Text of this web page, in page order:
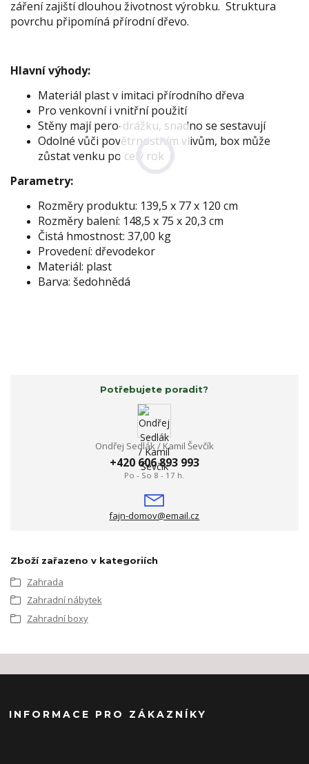
záření zajiští dlouhou životnost výrobku. Struktura
povrchu připomíná přírodní dřevo.
Hlavní výhody:
Materiál plast v imitaci přírodního dřeva
Pro venkovní i vnitřní použití
Stěny mají pero-drážku, snadno se sestavují
Odolné vůči povětrnostním vlivům, box může
zůstat venku po celý rok
Parametry:
Rozměry produktu: 139,5 x 77 x 120 cm
Rozměry balení: 148,5 x 75 x 20,3 cm
Čistá hmostnost: 37,00 kg
Provedení: dřevodekor
Materiál: plast
Barva: šedohnědá
Potřebujete poradit?
Ondřej Sedlák / Kamil Ševčík
+420 606 893 993
Po - So 8 - 17 h.
fajn-domov@email.cz
Zboží zařazeno v kategoriích
Zahrada
Zahradní nábytek
Zahradní boxy
INFORMACE PRO ZÁKAZNÍKY